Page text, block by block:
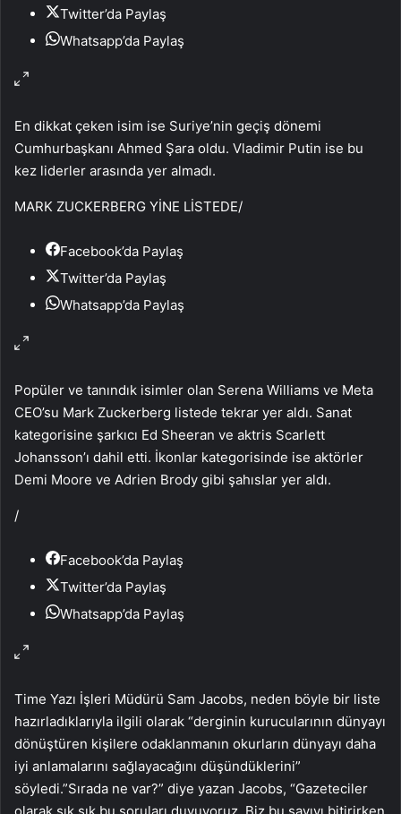
Twitter’da Paylaş
Whatsapp’da Paylaş
En dikkat çeken isim ise Suriye’nin geçiş dönemi
Cumhurbaşkanı Ahmed Şara oldu. Vladimir Putin ise bu
kez liderler arasında yer almadı.
MARK ZUCKERBERG YİNE LİSTEDE/
Facebook’da Paylaş
Twitter’da Paylaş
Whatsapp’da Paylaş
Popüler ve tanındık isimler olan Serena Williams ve Meta
CEO’su Mark Zuckerberg listede tekrar yer aldı. Sanat
kategorisine şarkıcı Ed Sheeran ve aktris Scarlett
Johansson’ı dahil etti. İkonlar kategorisinde ise aktörler
Demi Moore ve Adrien Brody gibi şahıslar yer aldı.
/
Facebook’da Paylaş
Twitter’da Paylaş
Whatsapp’da Paylaş
Time Yazı İşleri Müdürü Sam Jacobs, neden böyle bir liste
hazırladıklarıyla ilgili olarak “derginin kurucularının dünyayı
dönüştüren kişilere odaklanmanın okurların dünyayı daha
iyi anlamalarını sağlayacağını düşündüklerini”
söyledi.”Sırada ne var?” diye yazan Jacobs, “Gazeteciler